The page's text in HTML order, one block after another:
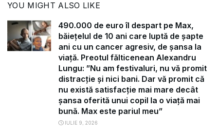
YOU MIGHT ALSO LIKE
490.000 de euro îl despart pe Max,
băiețelul de 10 ani care luptă de șapte
ani cu un cancer agresiv, de șansa la
viață. Preotul fălticenean Alexandru
Lungu: ”Nu am festivaluri, nu vă promit
distracție și nici bani. Dar vă promit că
nu există satisfacție mai mare decât
șansa oferită unui copil la o viață mai
bună. Max este pariul meu”
IULIE 9, 2026